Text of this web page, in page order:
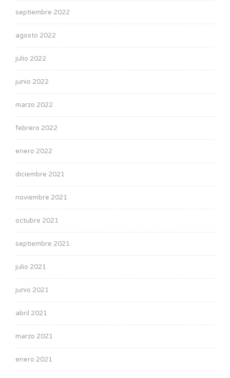
septiembre 2022
agosto 2022
julio 2022
junio 2022
marzo 2022
febrero 2022
enero 2022
diciembre 2021
noviembre 2021
octubre 2021
septiembre 2021
julio 2021
junio 2021
abril 2021
marzo 2021
enero 2021